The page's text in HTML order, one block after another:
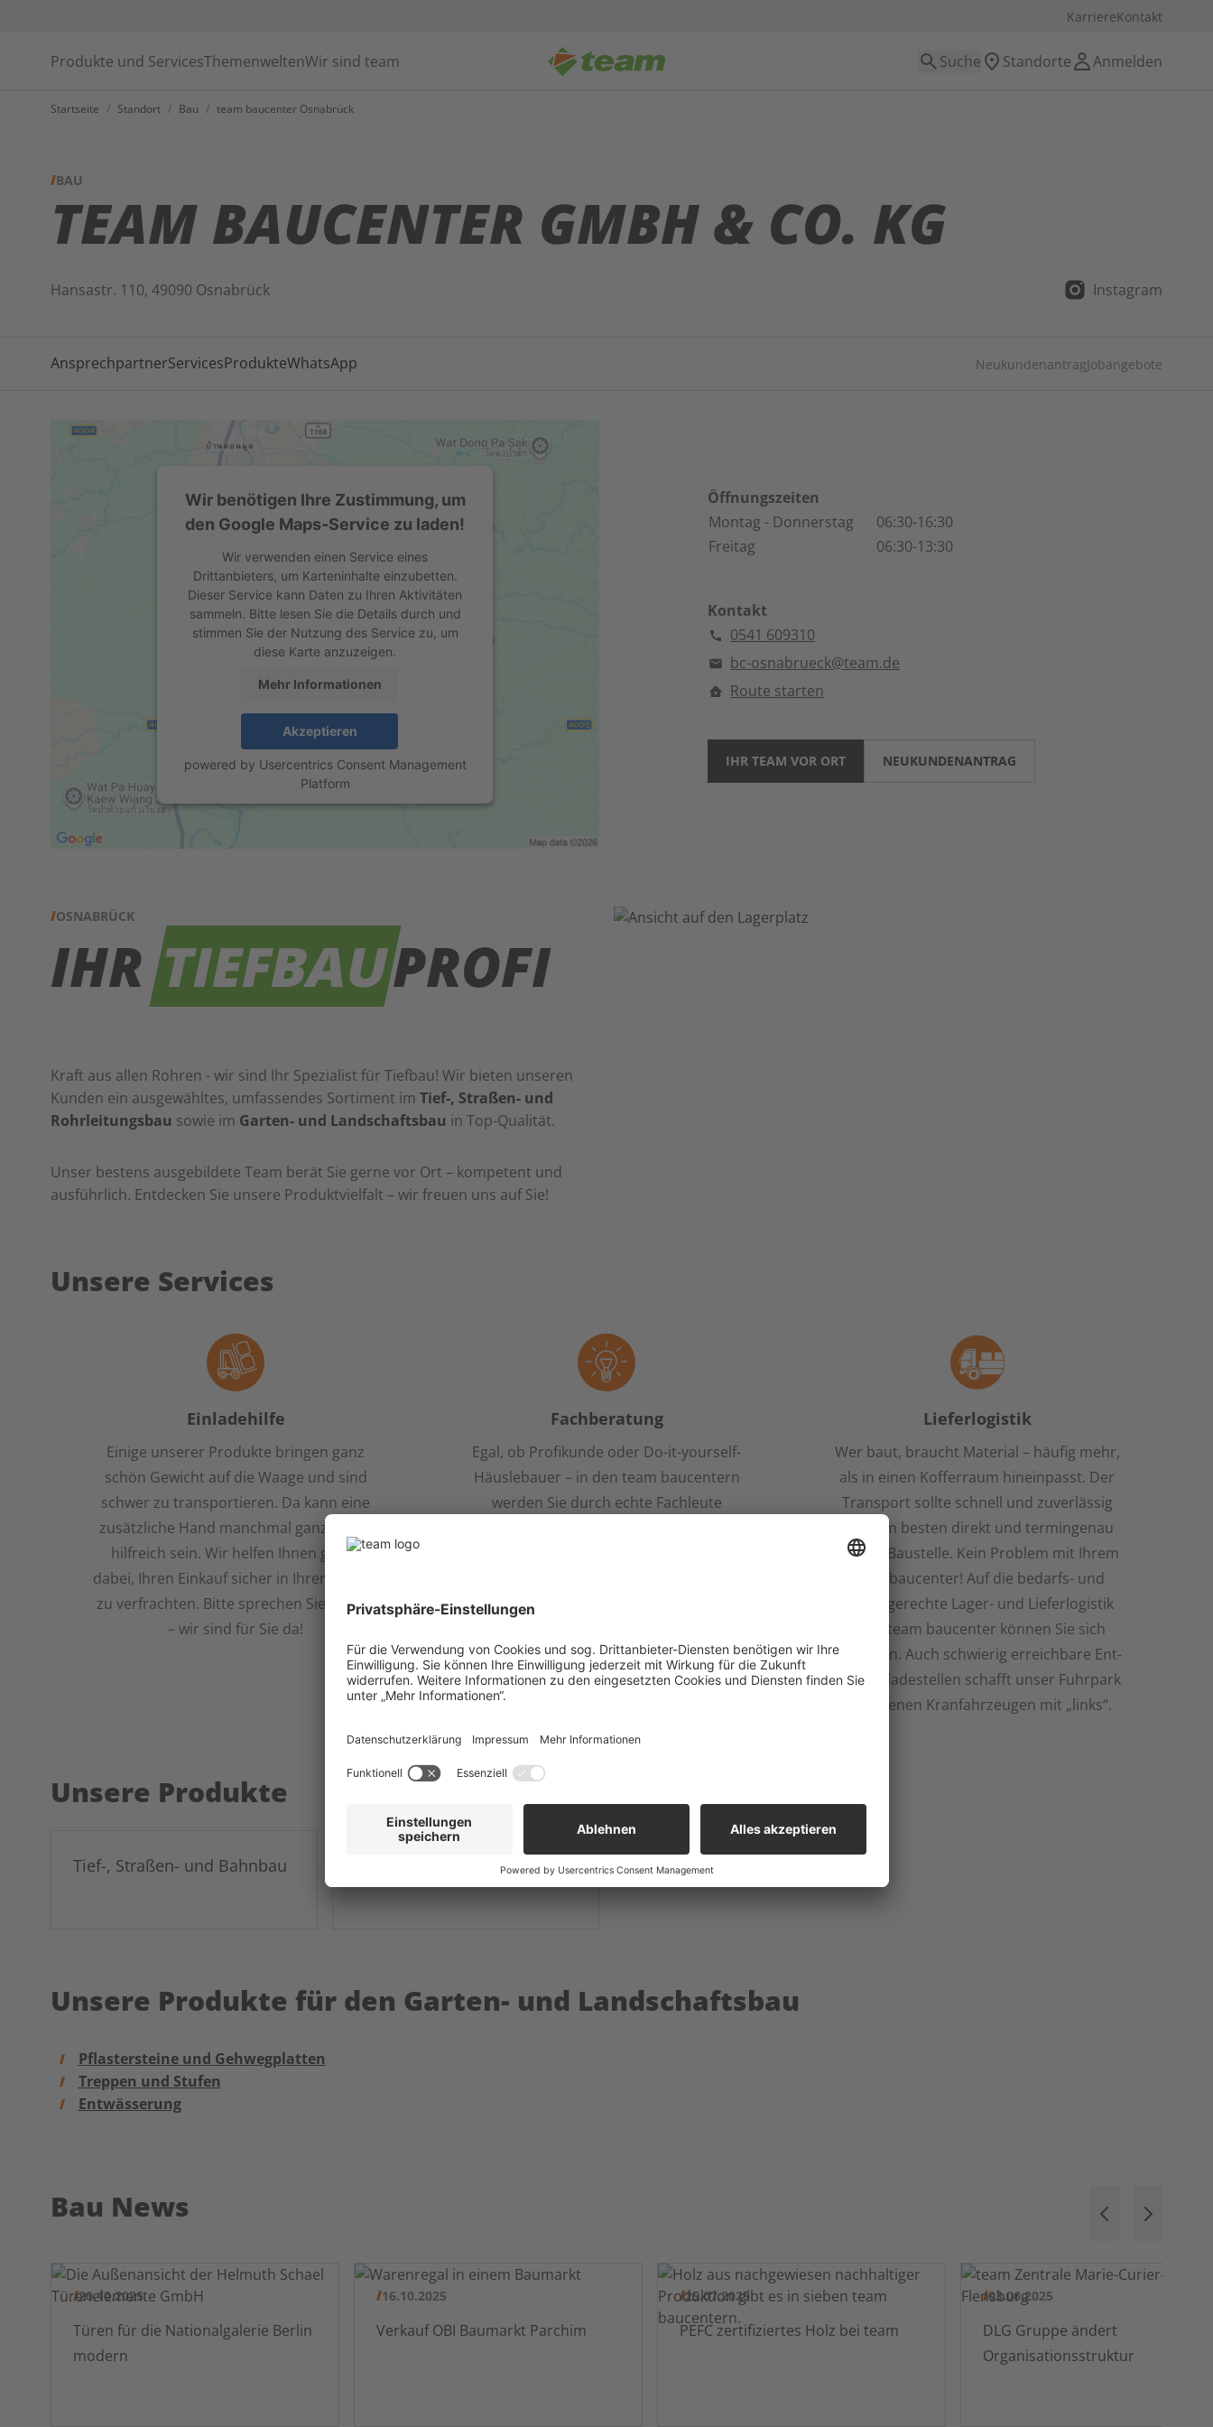
KarriereKontakt
Produkte und ServicesThemenweltenWir sind team Suche Standorte Anmelden
Startseite / Standort / Bau / team baucenter Osnabrück
BAU
TEAM BAUCENTER GMBH & CO. KG
Hansastr. 110, 49090 Osnabrück Instagram
AnsprechpartnerServicesProdukteWhatsApp NeukundenantragJobangebote
Wir benötigen Ihre Zustimmung, um
den Google Maps-Service zu laden!
Wir verwenden einen Service eines
Drittanbieters, um Karteninhalte einzubetten.
Dieser Service kann Daten zu Ihren Aktivitäten
sammeln. Bitte lesen Sie die Details durch und
stimmen Sie der Nutzung des Service zu, um
diese Karte anzuzeigen.
Mehr Informationen
Akzeptieren
powered by Usercentrics Consent Management
Platform
Öffnungszeiten
Montag - Donnerstag
06:30-16:30
Freitag
06:30-13:30
Kontakt
0541 609310
bc-osnabrueck@team.de
Route starten
IHR TEAM VOR ORT NEUKUNDENANTRAG
OSNABRÜCK
IHRTIEFBAUPROFI
Kraft aus allen Rohren - wir sind Ihr Spezialist für Tiefbau! Wir bieten unseren
Kunden ein ausgewähltes, umfassendes Sortiment im Tief-, Straßen- und
Rohrleitungsbau sowie im Garten- und Landschaftsbau in Top-Qualität.
Unser bestens ausgebildete Team berät Sie gerne vor Ort – kompetent und
ausführlich. Entdecken Sie unsere Produktvielfalt – wir freuen uns auf Sie!
Unsere Services
Einladehilfe
Einige unserer Produkte bringen ganz
schön Gewicht auf die Waage und sind
schwer zu transportieren. Da kann eine
zusätzliche Hand manchmal ganz schön
hilfreich sein. Wir helfen Ihnen gerne
dabei, Ihren Einkauf sicher in Ihren Wagen
zu verfrachten. Bitte sprechen Sie uns an
– wir sind für Sie da!
Fachberatung
Egal, ob Profikunde oder Do-it-yourself-
Häuslebauer – in den team baucentern
werden Sie durch echte Fachleute
individuell bei der Lösung Ihres Anliegens.
Lieferlogistik
Wer baut, braucht Material – häufig mehr,
als in einen Kofferraum hineinpasst. Der
Transport sollte schnell und zuverlässig
sein, am besten direkt und termingenau
an Ihre Baustelle. Kein Problem mit Ihrem
team baucenter! Auf die bedarfs- und
termingerechte Lager- und Lieferlogistik
Ihres team baucenter können Sie sich
verlassen. Auch schwierig erreichbare Ent-
oder Abladestellen schafft unser Fuhrpark
mit eigenen Kranfahrzeugen mit „links“.
Unsere Produkte
Tief-, Straßen- und Bahnbau Garten und GaLaBau
Unsere Produkte für den Garten- und Landschaftsbau
Pflastersteine und Gehwegplatten
Treppen und Stufen
Entwässerung
Bau News
20.10.2025
Türen für die Nationalgalerie Berlin
modern
16.10.2025
Verkauf OBI Baumarkt Parchim
25.07.2025
PEFC zertifiziertes Holz bei team
03.06.2025
DLG Gruppe ändert
Organisationsstruktur